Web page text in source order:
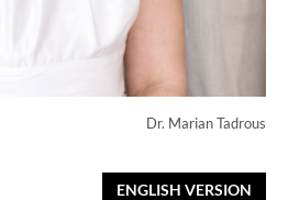
Dr. Marian Tadrous
ENGLISH VERSION